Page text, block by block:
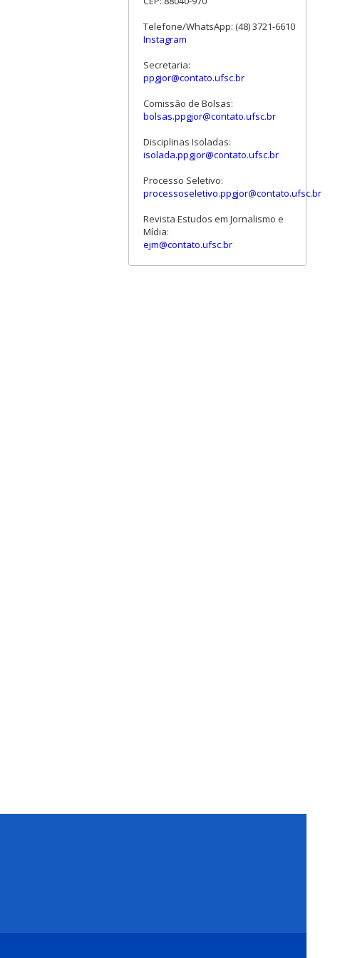
Telefone/WhatsApp: (48) 3721-6610
Instagram
Secretaria:
ppgjor@contato.ufsc.br
Comissão de Bolsas:
bolsas.ppgjor@contato.ufsc.br
Disciplinas Isoladas:
isolada.ppgjor@contato.ufsc.br
Processo Seletivo:
processoseletivo.ppgjor@contato.ufsc.br
Revista Estudos em Jornalismo e
Mídia:
ejm@contato.ufsc.br